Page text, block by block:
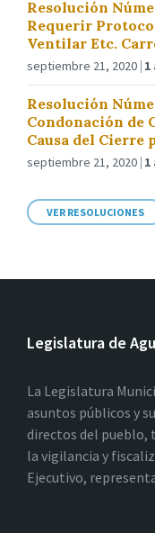
Resolución
Requerir
Ventilar Etc.
septiembre 21, 2020
Resolución
Condonación de
Causa del Cierre
septiembre 21, 2020
VER RESOLUCIONES
Legislatura de
La Legislatura
asuntos públicos y
directos del pueblo,
la vigilancia y
Ejecutivo,